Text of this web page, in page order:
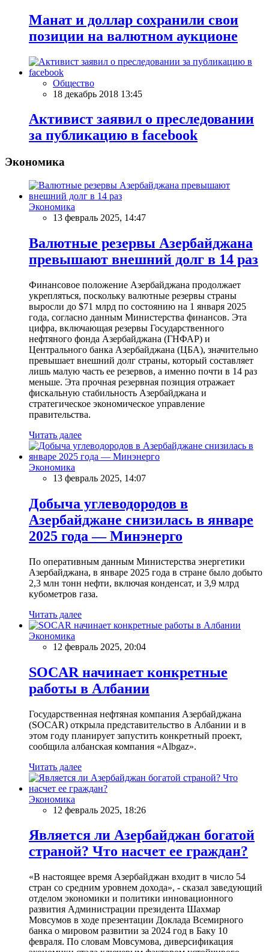
Манат и доллар сохранили свои
позиции на валютном аукционе
Общество
18 декабрь 2018 13:45
Активист заявил о преследовании
за публикацию в facebook
Экономика
Экономика
13 февраль 2025, 14:47
Валютные резервы Азербайджана
превышают внешний долг в 14 раз
Финансовое положение Азербайджана продолжает
укрепляться, поскольку валютные резервы страны
выросли до $71 млрд по состоянию на 1 января 2025
года, согласно данным Министерства финансов. Эта
цифра, включающая резервы Государственного
нефтяного фонда Азербайджана (ГНФАР) и
Центрального банка Азербайджана (ЦБА), значительно
превышает внешний долг страны, который составляет
лишь малую часть ее резервов, а именно почти в 14 раз
меньше. Эта прочная резервная позиция отражает
фискальную стабильность Азербайджана и
стратегическое экономическое управление
правительства.
Читать далее
Экономика
13 февраль 2025, 14:07
Добыча углеводородов в
Азербайджане снизилась в январе
2025 года — Минэнерго
По оперативным данным Министерства энергетики
Азербайджана, в январе 2025 года в стране было добыто
2,3 млн тонн нефти, включая конденсат, и 3,9 млрд
кубометров газа.
Читать далее
Экономика
12 февраль 2025, 20:04
SOCAR начинает конкретные
работы в Албании
Государственная нефтяная компания Азербайджана
(SOCAR) открыла представительство в Албании и в
этом году планирует запустить конкретный проект,
сообщила албанская компания «Albgaz».
Читать далее
Экономика
12 февраль 2025, 18:26
Является ли Азербайджан богатой
страной? Что насчет ее граждан?
«В настоящее время Азербайджан входит в число 54
стран со средним уровнем дохода», - сказал заведующий
отделом экономики и политики инновационного
развития Администрации президента Шахмар
Мовсумов в ходе презентации Доклада Всемирного
банка о мировом развитии за 2024 год в Баку 10
февраля. По словам Мовсумова, диверсификация